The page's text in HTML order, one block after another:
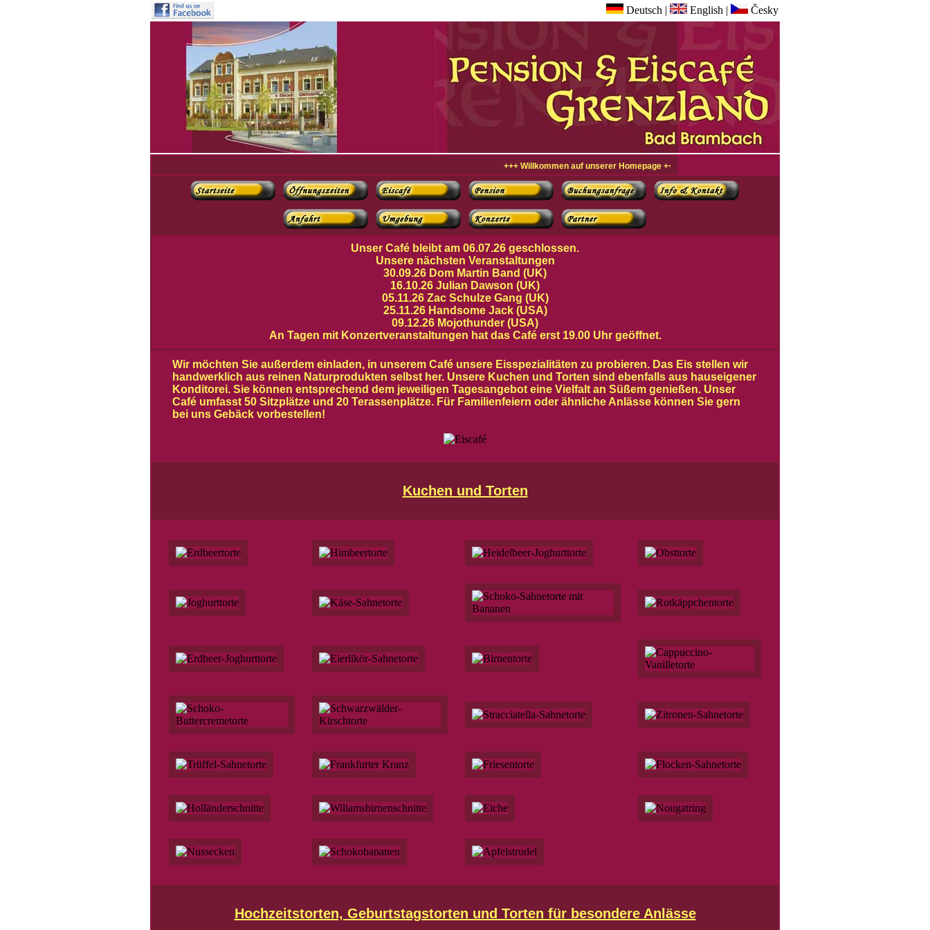
Deutsch | English | Česky
+++ Willkommen auf unserer Homepage +++ Sie sind Besucher Nr.:
Unser Café bleibt am 06.07.26 geschlossen.
Unsere nächsten Veranstaltungen
30.09.26 Dom Martin Band (UK)
16.10.26 Julian Dawson (UK)
05.11.26 Zac Schulze Gang (UK)
25.11.26 Handsome Jack (USA)
09.12.26 Mojothunder (USA)
An Tagen mit Konzertveranstaltungen hat das Café erst 19.00 Uhr geöffnet.
Wir möchten Sie außerdem einladen, in unserem Café unsere Eisspezialitäten zu probieren. Das Eis stellen wir
handwerklich aus reinen Naturprodukten selbst her. Unsere Kuchen und Torten sind ebenfalls aus hauseigener
Konditorei. Sie können entsprechend dem jeweiligen Tagesangebot eine Vielfalt an Süßem genießen. Unser
Café umfasst 50 Sitzplätze und 20 Terassenplätze. Für Familienfeiern oder ähnliche Anlässe können Sie gern
bei uns Gebäck vorbestellen!
Kuchen und Torten
Hochzeitstorten, Geburtstagstorten und Torten für besondere Anlässe